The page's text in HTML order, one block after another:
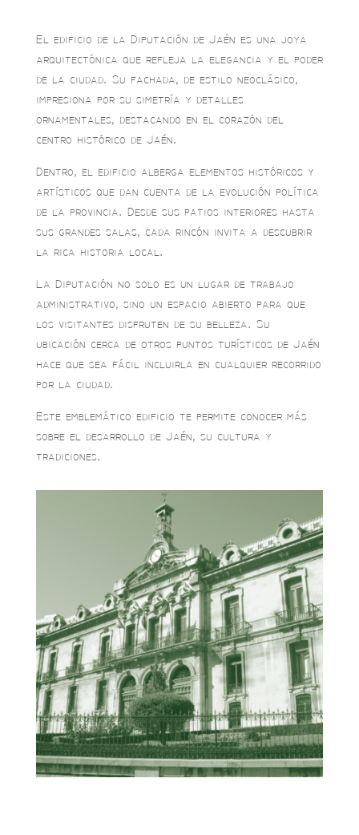
El edificio de la Diputación de Jaén es una joya
arquitectónica que refleja la elegancia y el poder
de la ciudad. Su fachada, de estilo neoclásico,
impresiona por su simetría y detalles
ornamentales, destacando en el corazón del
centro histórico de Jaén.
Dentro, el edificio alberga elementos históricos y
artísticos que dan cuenta de la evolución política
de la provincia. Desde sus patios interiores hasta
sus grandes salas, cada rincón invita a descubrir
la rica historia local.
La Diputación no solo es un lugar de trabajo
administrativo, sino un espacio abierto para que
los visitantes disfruten de su belleza. Su
ubicación cerca de otros puntos turísticos de Jaén
hace que sea fácil incluirla en cualquier recorrido
por la ciudad.
Este emblemático edificio te permite conocer más
sobre el desarrollo de Jaén, su cultura y
tradiciones.